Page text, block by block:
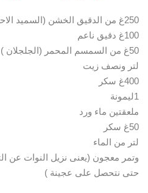
250غ من الدقيق الخشن (السميد الاحرش )
100غ دقيق ناعم
50غ من السمسم المحمر (الجلجلان )
لتر ونصف زيت
400غ سكر
1ليمونة
ملعقتين ماء ورد
50غ سكر
لتر من الماء
وتمر معجون (يعنى نزيل النوات عن
حتى نتحصل على عجينة )